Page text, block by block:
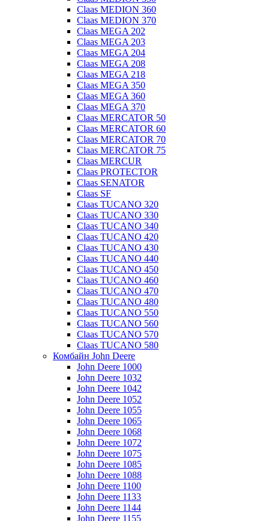
Claas MEDION 360
Claas MEDION 370
Claas MEGA 202
Claas MEGA 203
Claas MEGA 204
Claas MEGA 208
Claas MEGA 218
Claas MEGA 350
Claas MEGA 360
Claas MEGA 370
Claas MERCATOR 50
Claas MERCATOR 60
Claas MERCATOR 70
Claas MERCATOR 75
Claas MERCUR
Claas PROTECTOR
Claas SENATOR
Claas SF
Claas TUCANO 320
Claas TUCANO 330
Claas TUCANO 340
Claas TUCANO 420
Claas TUCANO 430
Claas TUCANO 440
Claas TUCANO 450
Claas TUCANO 460
Claas TUCANO 470
Claas TUCANO 480
Claas TUCANO 550
Claas TUCANO 560
Claas TUCANO 570
Claas TUCANO 580
Комбайн John Deere
John Deere 1000
John Deere 1032
John Deere 1042
John Deere 1052
John Deere 1055
John Deere 1065
John Deere 1068
John Deere 1072
John Deere 1075
John Deere 1085
John Deere 1088
John Deere 1100
John Deere 1133
John Deere 1144
John Deere 1155